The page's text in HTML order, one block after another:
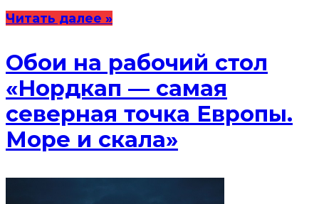
Читать далее »
Обои на рабочий стол
«Нордкап — самая
северная точка Европы.
Море и скала»